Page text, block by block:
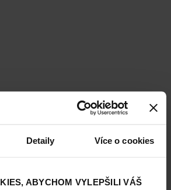
Detaily Více o cookies
ABYCHOM VYLEPŠILI VÁŠ